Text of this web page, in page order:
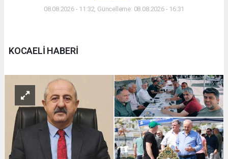
08.08.2026 - 11:32, Güncelleme: 08.08.2026 - 16:31
KOCAELİ HABERİ